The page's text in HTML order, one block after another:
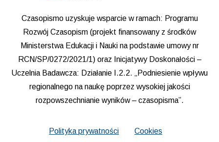
Czasopismo uzyskuje wsparcie w ramach: Programu
Rozwój Czasopism (projekt finansowany z środków
Ministerstwa Edukacji i Nauki na podstawie umowy nr
RCN/SP/0272/2021/1) oraz Inicjatywy Doskonałości –
Uczelnia Badawcza: Działanie I.2.2. „Podniesienie wpływu
regionalnego na naukę poprzez wysokiej jakości
rozpowszechnianie wyników – czasopisma”.
Polityka prywatności Cookies